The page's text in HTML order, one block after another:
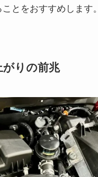
とをおすすめします。
りの前兆